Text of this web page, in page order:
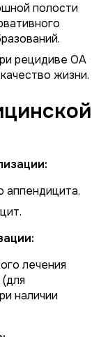
полости
рецидиве ОА
жизни.
аппендицита.
лечения
наличии